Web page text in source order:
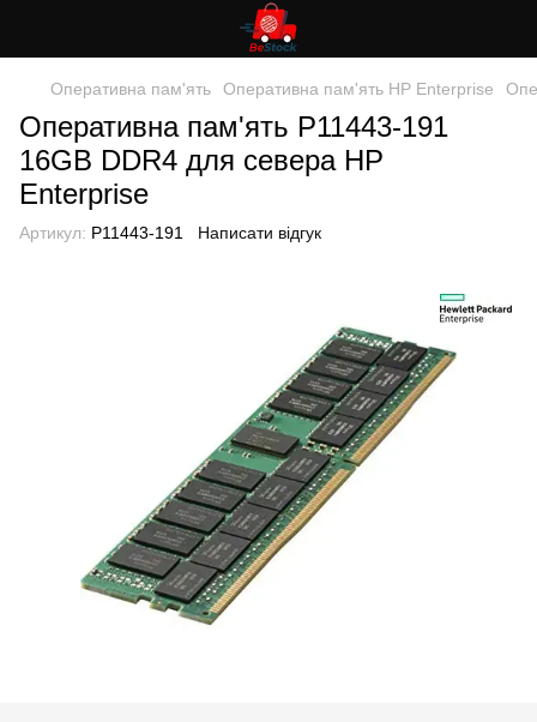
Оперативна пам'ять Оперативна пам'ять HP Enterprise
Оперативна пам'ять P11443-191
16GB DDR4 для севера HP
Enterprise
Артикул: P11443-191 Написати відгук